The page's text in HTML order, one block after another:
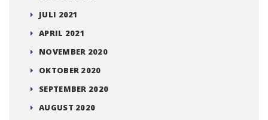
JULI 2021
APRIL 2021
NOVEMBER 2020
OKTOBER 2020
SEPTEMBER 2020
AUGUST 2020